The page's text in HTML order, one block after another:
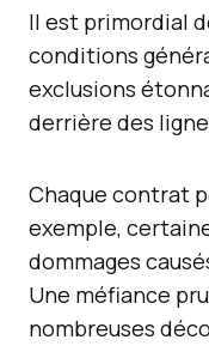
Il est primordial
conditions
exclusions
derrière des
Chaque contrat
exemple,
dommages
Une méfiance
nombreuses